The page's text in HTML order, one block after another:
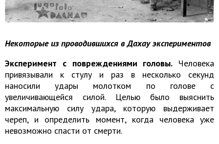
Некоторые из проводившихся в Дахау экспериментов
Эксперимент с повреждениями головы. Человека
привязывали к стулу и раз в несколько секунд
наносили удары молотком по голове с
увеличивающейся силой. Целью было выяснить
максимальную силу удара, которую выдерживает
череп, и определить момент, когда человека уже
невозможно спасти от смерти.